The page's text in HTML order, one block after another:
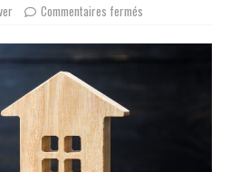
Commentaires fermés